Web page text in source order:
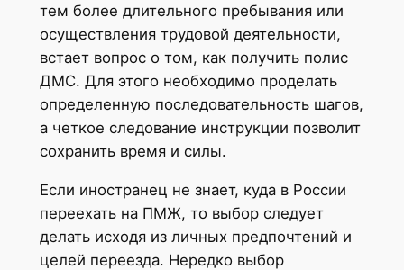
тем более длительного пребывания или
осуществления трудовой деятельности,
встает вопрос о том, как получить полис
ДМС. Для этого необходимо проделать
определенную последовательность шагов,
а четкое следование инструкции позволит
сохранить время и силы.
Если иностранец не знает, куда в России
переехать на ПМЖ, то выбор следует
делать исходя из личных предпочтений и
целей переезда. Нередко выбор